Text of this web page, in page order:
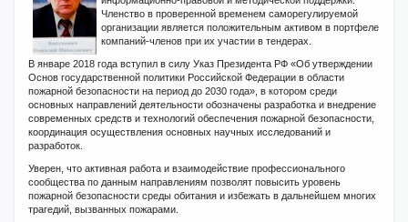
Членство в проверенной временем саморегулируемой
организации является положительным активом в портфеле
компаний-членов при их участии в тендерах.
В январе 2018 года вступил в силу Указ Президента РФ «Об утверждении
Основ государственной политики Российской Федерации в области
пожарной безопасности на период до 2030 года», в котором среди
основных направлений деятельности обозначены разработка и внедрение
современных средств и технологий обеспечения пожарной безопасности,
координация осуществления основных научных исследований и
разработок.
Уверен, что активная работа и взаимодействие профессионального
сообщества по данным направлениям позволят повысить уровень
пожарной безопасности среды обитания и избежать в дальнейшем многих
трагедий, вызванных пожарами.